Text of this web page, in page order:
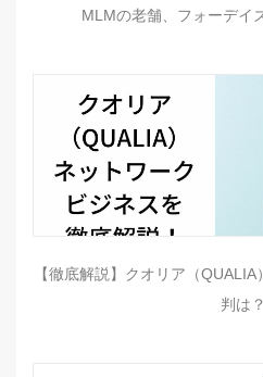
MLMの老舗、フォーデイ
【徹底解説】クオリア（
判は？